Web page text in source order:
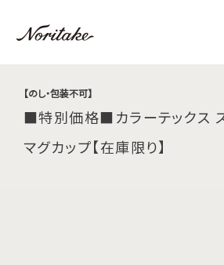
【のし・包装不可】
■特別価格■カラーテックス
マグカップ【在庫限り】